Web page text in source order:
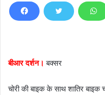
d
l
बीआर दर्शन। बक्सर
चोरी की बाइक के साथ शातिर बाइक